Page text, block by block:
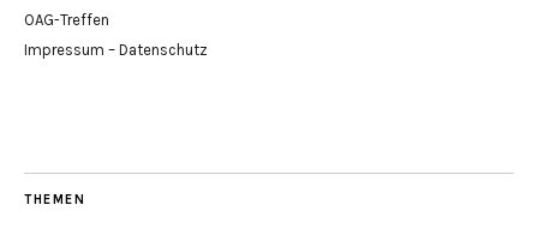
OAG-Treffen
Impressum – Datenschutz
THEMEN